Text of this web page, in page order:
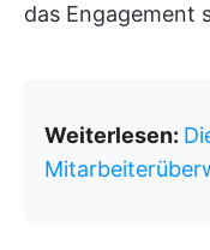
das Engagement
Weiterlesen: